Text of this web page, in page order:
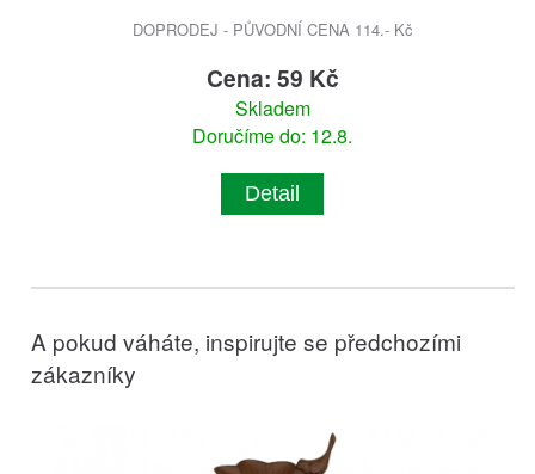
DOPRODEJ - PŮVODNÍ CENA 114.- Kč
Cena: 59 Kč
Skladem
Doručíme do: 12.8.
Detail
A pokud váháte, inspirujte se předchozími
zákazníky